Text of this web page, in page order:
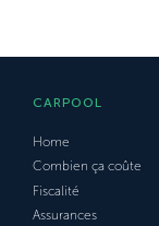
CARPOOL
Home
Combien ça coûte
Fiscalité
Assurances